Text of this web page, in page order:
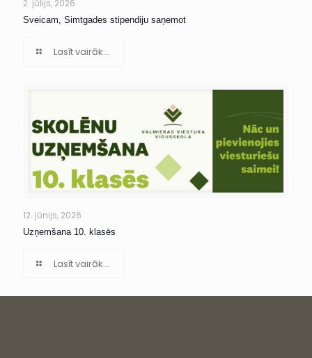
2. jūlijs, 2026
Sveicam, Simtgades stipendiju saņemot
Lasīt vairāk...
12. jūnijs, 2026
Uzņemšana 10. klasēs
Lasīt vairāk...